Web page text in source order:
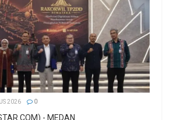
2026 0
- MEDAN